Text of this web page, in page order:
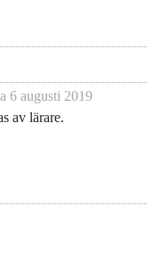
6 augusti 2019
av lärare.